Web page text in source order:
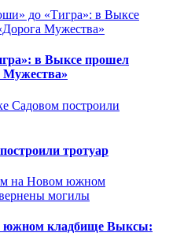
в Выксе прошел
Мужества»
тротуар
южном кладбище Выксы: